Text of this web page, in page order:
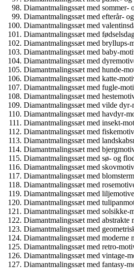
Diamantmalingssæt med sommer-
Diamantmalingssæt med efterår-
Diamantmalingssæt med
Diamantmalingssæt med
Diamantmalingssæt med bryllups-
Diamantmalingssæt med baby-
Diamantmalingssæt med
Diamantmalingssæt med hunde-
Diamantmalingssæt med katte-
Diamantmalingssæt med fugle-
Diamantmalingssæt med
Diamantmalingssæt med vilde dyr-
Diamantmalingssæt med havdyr-
Diamantmalingssæt med insekt-
Diamantmalingssæt med
Diamantmalingssæt med
Diamantmalingssæt med
Diamantmalingssæt med sø- og
Diamantmalingssæt med
Diamantmalingssæt med
Diamantmalingssæt med
Diamantmalingssæt med
Diamantmalingssæt med
Diamantmalingssæt med solsikke-
Diamantmalingssæt med abstrakte
Diamantmalingssæt med
Diamantmalingssæt med moderne
Diamantmalingssæt med retro-
Diamantmalingssæt med vintage-
Diamantmalingssæt med fantasy-